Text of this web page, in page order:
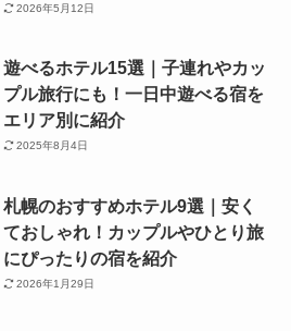
2026年5月12日
遊べるホテル15選｜子連れやカッ
プル旅行にも！一日中遊べる宿を
エリア別に紹介
2025年8月4日
札幌のおすすめホテル9選｜安く
ておしゃれ！カップルやひとり旅
にぴったりの宿を紹介
2026年1月29日